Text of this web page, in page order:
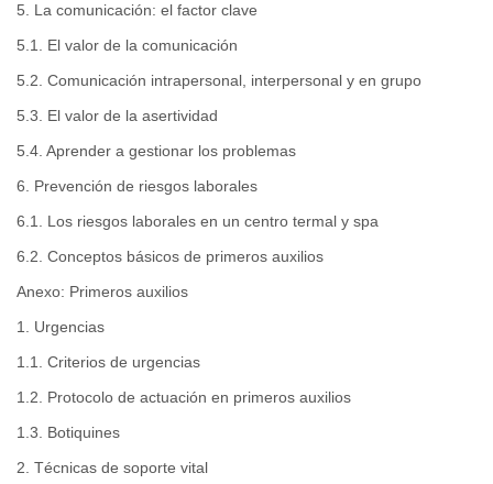
5. La comunicación: el factor clave
5.1. El valor de la comunicación
5.2. Comunicación intrapersonal, interpersonal y en grupo
5.3. El valor de la asertividad
5.4. Aprender a gestionar los problemas
6. Prevención de riesgos laborales
6.1. Los riesgos laborales en un centro termal y spa
6.2. Conceptos básicos de primeros auxilios
Anexo: Primeros auxilios
1. Urgencias
1.1. Criterios de urgencias
1.2. Protocolo de actuación en primeros auxilios
1.3. Botiquines
2. Técnicas de soporte vital